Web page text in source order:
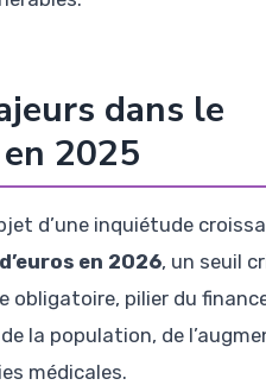
dans le
2025
d’une inquiétude
en 2026, un seuil
obligatoire, pilier du
la population, de
médicales.